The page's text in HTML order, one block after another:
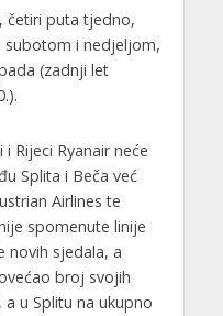
četiri puta tjedno,
i nedjeljom,
(zadnji let
Rijeci Ryanair neće
Splita i Beča već
Airlines te
spomenute linije
novih sjedala, a
broj svojih
a u Splitu na ukupno